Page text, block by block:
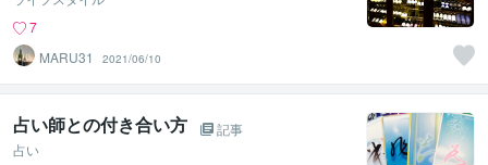
7
MARU31
2021/06/10
占い師との付き合い方
記事
占い